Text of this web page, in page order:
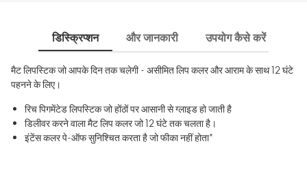
डिस्क्रिप्शन और जानकारी उपयोग कैसे करें
मैट लिपस्टिक जो आपके दिन तक चलेगी - असीमित लिप कलर और आराम के साथ 12 घंटे
पहनने के लिए।
रिच पिगमेंटेड लिपस्टिक जो होंठों पर आसानी से ग्लाइड हो जाती है
डिलीवर करने वाला मैट लिप कलर जो 12 घंटे तक चलता है।
इंटेंस कलर पे-ऑफ सुनिश्चित करता है जो फीका नहीं होता*